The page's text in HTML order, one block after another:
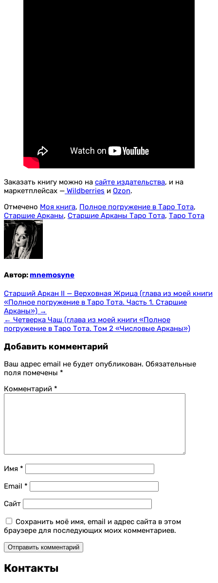
Заказать книгу можно на сайте издательства, и на
маркетплейсах — Wildberries и Ozon.
Отмечено Моя книга, Полное погружение в Таро Тота,
Старшие Арканы, Старшие Арканы Таро Тота, Таро Тота
Автор:mnemosyne
Навигация
по
записям
Старший Аркан II — Верховная Жрица (глава из моей книги
«Полное погружение в Таро Тота. Часть 1. Старшие
Арканы») →
← Четверка Чаш (глава из моей книги «Полное
погружение в Таро Тота. Том 2 «Числовые Арканы»)
Добавить комментарий
Ваш адрес email не будет опубликован. Обязательные
поля помечены *
Комментарий *
Имя *
Email *
Сайт
Сохранить моё имя, email и адрес сайта в этом
браузере для последующих моих комментариев.
Контакты